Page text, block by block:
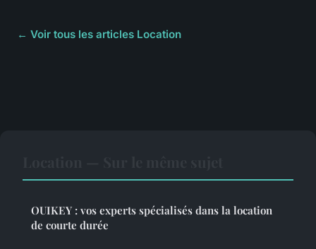
← Voir tous les articles Location
OUIKEY : vos experts spécialisés dans la location
de courte durée